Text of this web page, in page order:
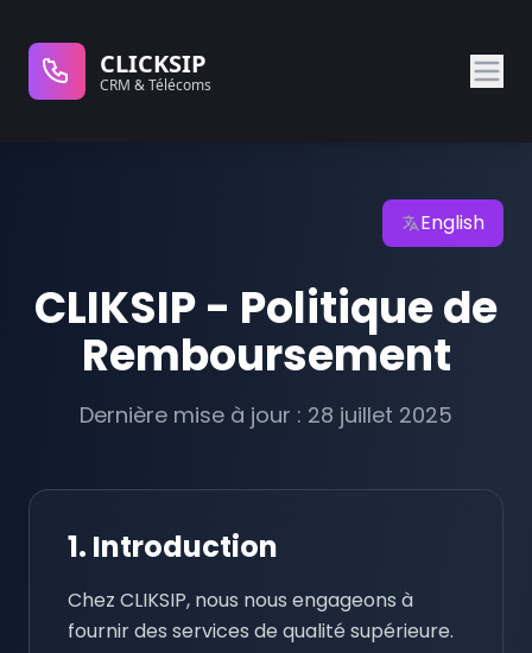
CLICKSIP
CRM & Télécoms
English
CLIKSIP - Politique de
Remboursement
Dernière mise à jour : 28 juillet 2025
1. Introduction
Chez CLIKSIP, nous nous engageons à
fournir des services de qualité supérieure.